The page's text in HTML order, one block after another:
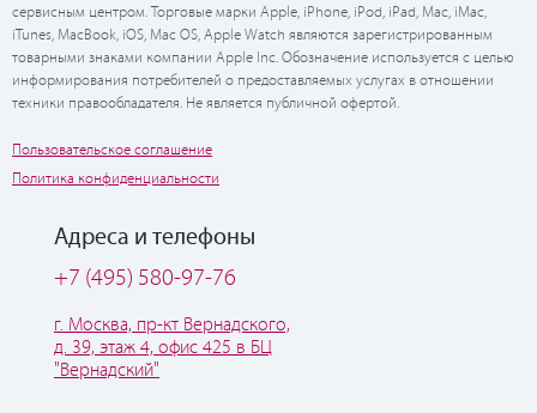
сервисным центром. Торговые марки Apple, iPhone, iPod, iPad, Mac, iMac,
iTunes, MacBook, iOS, Mac OS, Apple Watch являются зарегистрированным
товарными знаками компании Apple Inc. Обозначение используется с целью
информирования потребителей о предоставляемых услугах в отношении
техники правообладателя. Не является публичной офертой.
Пользовательское соглашение
Политика конфиденциальности
Адреса и телефоны
+7 (495) 580-97-76
г. Москва, пр-кт Вернадского,
д. 39, этаж 4, офис 425 в БЦ
"Вернадский"